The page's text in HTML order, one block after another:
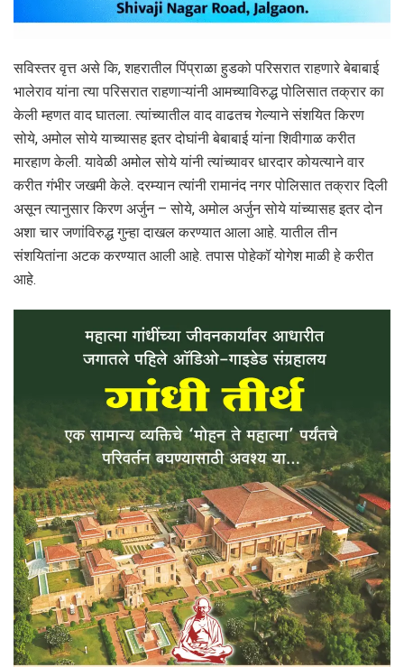
सविस्तर वृत्त असे कि, शहरातील पिंप्राळा हुडको परिसरात राहणारे बेबाबाई
भालेराव यांना त्या परिसरात राहणाऱ्यांनी आमच्याविरुद्ध पोलिसात तक्रार का
केली म्हणत वाद घातला. त्यांच्यातील वाद वाढतच गेल्याने संशयित किरण
सोये, अमोल सोये याच्यासह इतर दोघांनी बेबाबाई यांना शिवीगाळ करीत
मारहाण केली. यावेळी अमोल सोये यांनी त्यांच्यावर धारदार कोयत्याने वार
करीत गंभीर जखमी केले. दरम्यान त्यांनी रामानंद नगर पोलिसात तक्रार दिली
असून त्यानुसार किरण अर्जुन – सोये, अमोल अर्जुन सोये यांच्यासह इतर दोन
अशा चार जणांविरुद्ध गुन्हा दाखल करण्यात आला आहे. यातील तीन
संशयितांना अटक करण्यात आली आहे. तपास पोहेकॉ योगेश माळी हे करीत
आहे.